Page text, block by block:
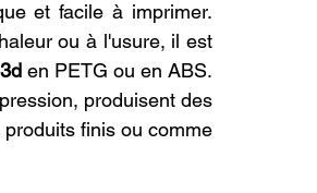
et facile à imprimer.
ou à l'usure, il est
en PETG ou en ABS.
produisent des
finis ou comme